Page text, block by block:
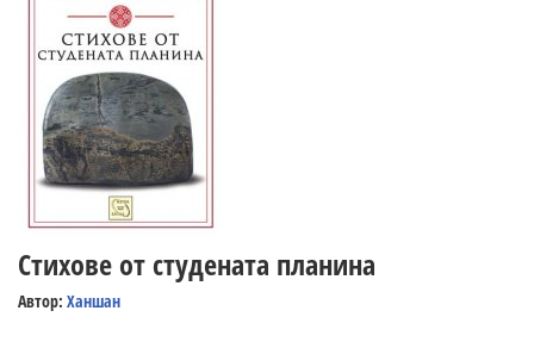
Стихове от студената планина
Автор: Ханшан